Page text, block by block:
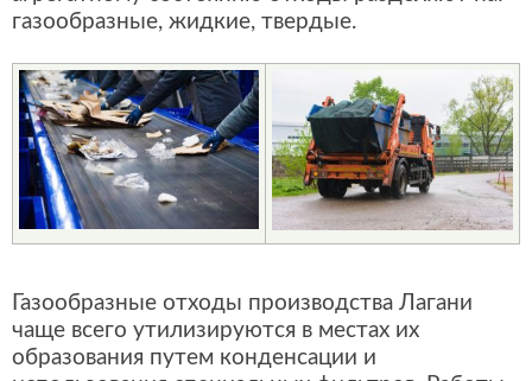
газообразные, жидкие, твердые.
Газообразные отходы производства Лагани
чаще всего утилизируются в местах их
образования путем конденсации и